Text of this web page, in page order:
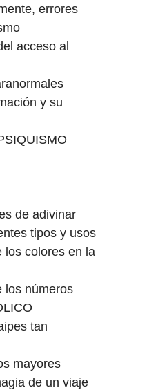
errores
acceso al
y su
de adivinar
tipos y usos
los colores en la
los números
tan
mayores
de un viaje